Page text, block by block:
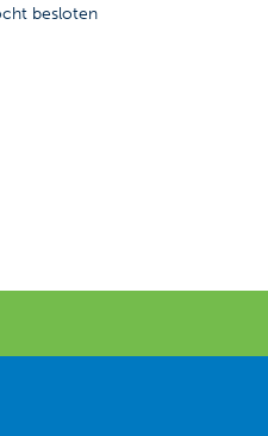
besloten